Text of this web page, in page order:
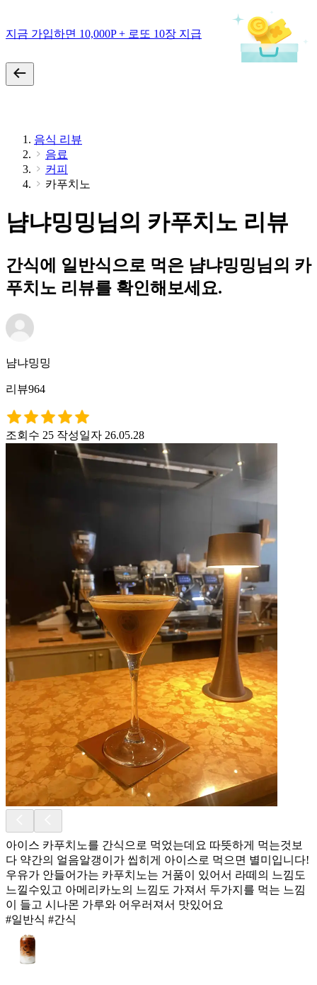
지금 가입하면 10,000P + 로또 10장 지급
음식 리뷰
음료
커피
카푸치노
냠냐밍밍님의 카푸치노 리뷰
간식에 일반식으로 먹은 냠냐밍밍님의 카
푸치노 리뷰를 확인해보세요.
냠냐밍밍
리뷰964
조회수 25 작성일자 26.05.28
아이스 카푸치노를 간식으로 먹었는데요 따뜻하게 먹는것보
다 약간의 얼음알갱이가 씹히게 아이스로 먹으면 별미입니다!
우유가 안들어가는 카푸치노는 거품이 있어서 라떼의 느낌도
느낄수있고 아메리카노의 느낌도 가져서 두가지를 먹는 느낌
이 들고 시나몬 가루와 어우러져서 맛있어요
#일반식 #간식